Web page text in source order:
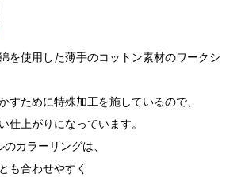
を使用した薄手のコットン素材のワークシ
すために特殊加工を施しているので、
仕上がりになっています。
カラーリングは、
も合わせやすく